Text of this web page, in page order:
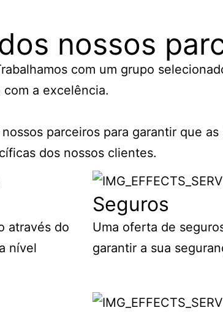
nossos
com um grupo
a excelência.
parceiros para garantir que
dos nossos clientes.
através do
nível
Seguros
Uma oferta de
garantir a sua